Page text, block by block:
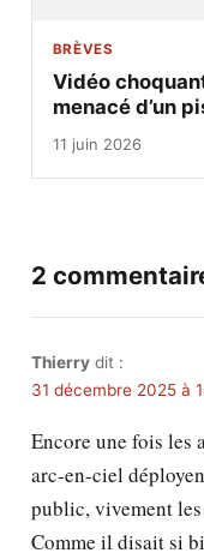
BRÈVES
Vidéo
menacé d’un
11 juin 2026
2
Thierry dit :
31 décembre 2025 à
Encore une fois les
arc-en-ciel
public, vivement
Comme il disait si